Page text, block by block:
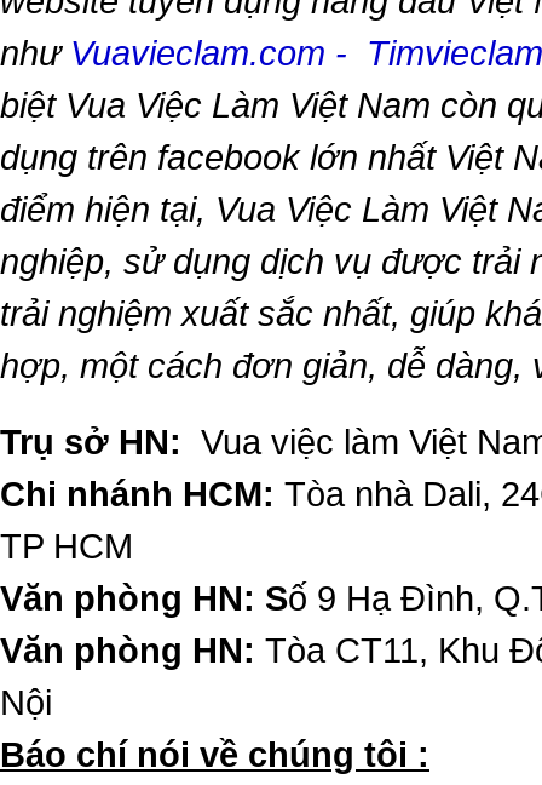
như Vuavieclam.com -
biệt Vua Việc Làm Việt Nam còn
dụng trên facebook lớn nhất Việt
điểm hiện tại, Vua Việc Làm Việt
nghiệp, sử dụng dịch vụ được trải
trải nghiệm xuất sắc nhất, giúp
hợp, một cách đơn giản, dễ dàng,
Trụ sở HN: Vua việc làm Việt
Chi nhánh HCM: Tòa nhà Dali,
TP HCM
Văn phòng HN: Số 9 Hạ Đình,
Văn phòng HN: Tòa CT11, Khu
Nội
​Báo chí nói về chúng tôi :